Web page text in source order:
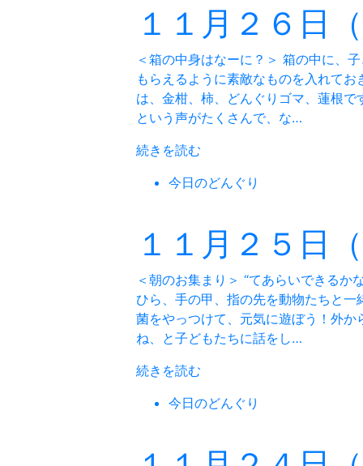
１１月２６日
＜箱の中身はなーに？＞ 箱の中に、
もらえるように素敵なものを入れて
は、金柑、柿、どんぐりゴマ、蓮根
という声がたくさんで、な…
続きを読む
今日のどんぐり
１１月２５日
＜朝のお集まり＞ “てあらいできるか
ひら、手の甲、指の先を動物たちと
菌をやっつけて、元気に遊ぼう！外か
ね、と子どもたちに話をし…
続きを読む
今日のどんぐり